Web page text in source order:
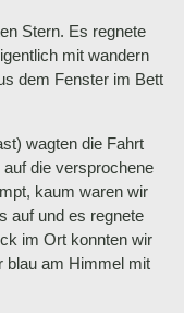
Stern. Es regnete
mit wandern
dem Fenster im Bett
wagten die Fahrt
die versprochene
kaum waren wir
auf und es regnete
im Ort konnten wir
blau am Himmel mit